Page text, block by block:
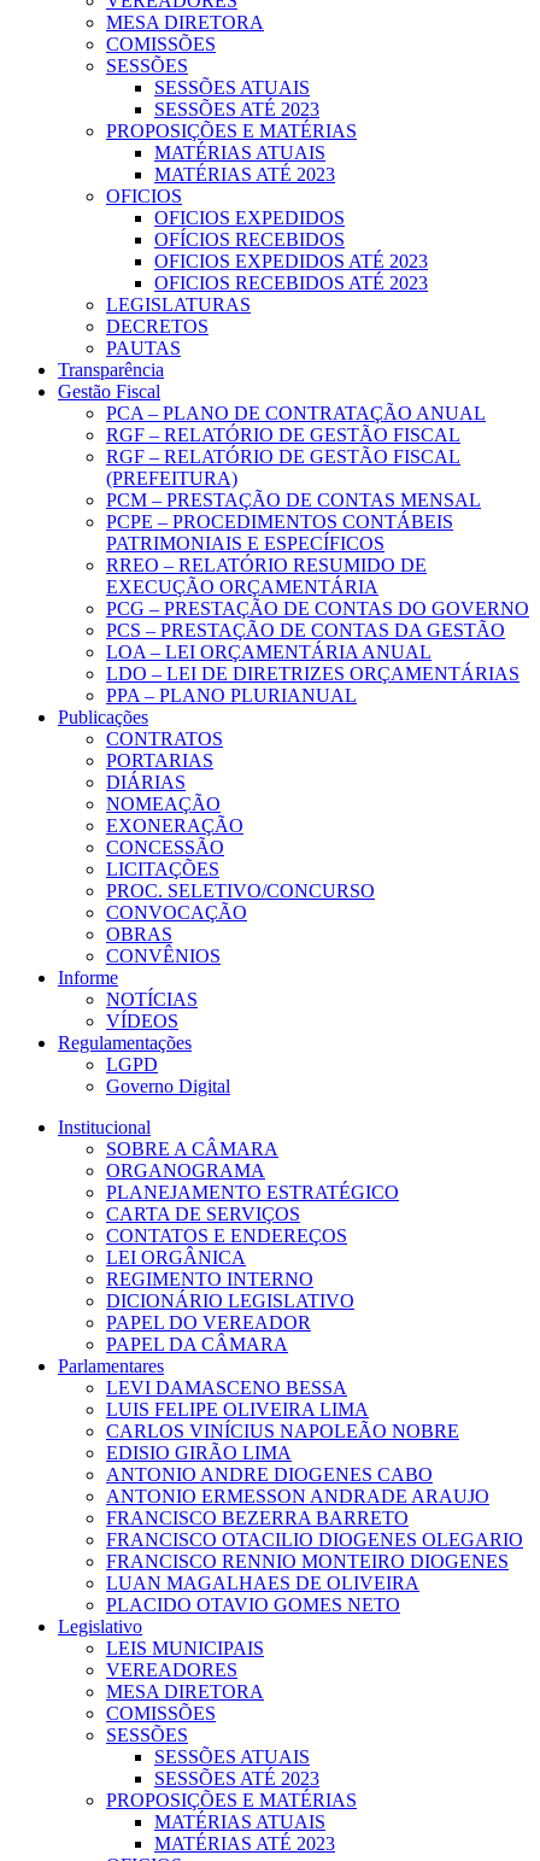
MESA DIRETORA
COMISSÕES
SESSÕES
SESSÕES ATUAIS
SESSÕES ATÉ 2023
PROPOSIÇÕES E MATÉRIAS
MATÉRIAS ATUAIS
MATÉRIAS ATÉ 2023
OFICIOS
OFICIOS EXPEDIDOS
OFÍCIOS RECEBIDOS
OFICIOS EXPEDIDOS ATÉ 2023
OFICIOS RECEBIDOS ATÉ 2023
LEGISLATURAS
DECRETOS
PAUTAS
Transparência
Gestão Fiscal
PCA – PLANO DE CONTRATAÇÃO ANUAL
RGF – RELATÓRIO DE GESTÃO FISCAL
RGF – RELATÓRIO DE GESTÃO FISCAL
(PREFEITURA)
PCM – PRESTAÇÃO DE CONTAS MENSAL
PCPE – PROCEDIMENTOS CONTÁBEIS
PATRIMONIAIS E ESPECÍFICOS
RREO – RELATÓRIO RESUMIDO DE
EXECUÇÃO ORÇAMENTÁRIA
PCG – PRESTAÇÃO DE CONTAS DO GOVERNO
PCS – PRESTAÇÃO DE CONTAS DA GESTÃO
LOA – LEI ORÇAMENTÁRIA ANUAL
LDO – LEI DE DIRETRIZES ORÇAMENTÁRIAS
PPA – PLANO PLURIANUAL
Publicações
CONTRATOS
PORTARIAS
DIÁRIAS
NOMEAÇÃO
EXONERAÇÃO
CONCESSÃO
LICITAÇÕES
PROC. SELETIVO/CONCURSO
CONVOCAÇÃO
OBRAS
CONVÊNIOS
Informe
NOTÍCIAS
VÍDEOS
Regulamentações
LGPD
Governo Digital
Institucional
SOBRE A CÂMARA
ORGANOGRAMA
PLANEJAMENTO ESTRATÉGICO
CARTA DE SERVIÇOS
CONTATOS E ENDEREÇOS
LEI ORGÂNICA
REGIMENTO INTERNO
DICIONÁRIO LEGISLATIVO
PAPEL DO VEREADOR
PAPEL DA CÂMARA
Parlamentares
LEVI DAMASCENO BESSA
LUIS FELIPE OLIVEIRA LIMA
CARLOS VINÍCIUS NAPOLEÃO NOBRE
EDISIO GIRÃO LIMA
ANTONIO ANDRE DIOGENES CABO
ANTONIO ERMESSON ANDRADE ARAUJO
FRANCISCO BEZERRA BARRETO
FRANCISCO OTACILIO DIOGENES OLEGARIO
FRANCISCO RENNIO MONTEIRO DIOGENES
LUAN MAGALHAES DE OLIVEIRA
PLACIDO OTAVIO GOMES NETO
Legislativo
LEIS MUNICIPAIS
VEREADORES
MESA DIRETORA
COMISSÕES
SESSÕES
SESSÕES ATUAIS
SESSÕES ATÉ 2023
PROPOSIÇÕES E MATÉRIAS
MATÉRIAS ATUAIS
MATÉRIAS ATÉ 2023